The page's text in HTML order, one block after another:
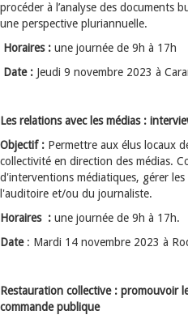
procéder à l’analyse des documents
une perspective pluriannuelle.
Horaires : une journée de 9h à 17h
Date : Jeudi 9 novembre 2023 à
Les relations avec les médias :
Objectif : Permettre aux élus locaux
collectivité en direction des médias.
d'interventions médiatiques, gérer
l'auditoire et/ou du journaliste.
Horaires : une journée de 9h à 17h.
Date: Mardi 14 novembre 2023 à
Restauration collective : promouvoir
commande publique